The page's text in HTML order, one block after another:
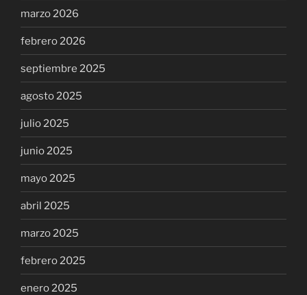
marzo 2026
febrero 2026
septiembre 2025
agosto 2025
julio 2025
junio 2025
mayo 2025
abril 2025
marzo 2025
febrero 2025
enero 2025